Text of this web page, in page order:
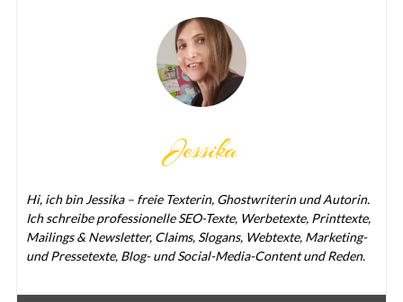
Jessika
Hi, ich bin Jes­sika – freie Tex­te­rin, Ghost­wri­te­rin und Autorin.
Ich schreibe pro­fes­sio­nelle SEO-Texte, Wer­be­texte, Print­texte,
Mai­lings & News­let­ter, Claims, Slo­gans, Web­texte, Mar­ke­ting-
und Pres­se­texte, Blog- und Social-Media-Con­tent und Reden.